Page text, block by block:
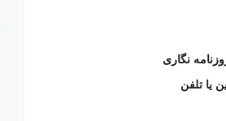
نگاری
یا تلفن